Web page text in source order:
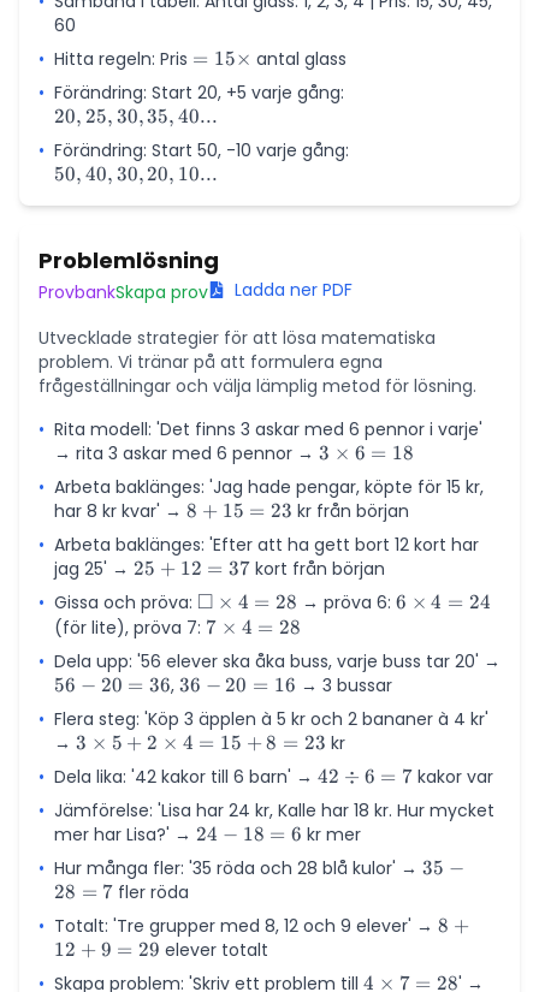
60
• Hitta regeln: Pris = 15
\times
= 15× antal glass
• Förändring: Start 20, +5 varje gång:
30,
20, 25, 30,35, 40...
• Förändring: Start 50, -10 varje gång:
50, 40, 30, 20, 10...
Problemlösning
ProvbankSkapa prov
Ladda ner PDF
Utvecklade strategier för att lösa matematiska
problem. Vi tränar på att formulera egna
frågeställningar och välja lämplig metod för lösning.
• Rita modell: 'Det finns 3 askar med 6 pennor i varje'
→ rita 3 askar med 6 pennor → 3
\times
6 = 18
3 × 6 = 18
• Arbeta baklänges: 'Jag hade pengar, köpte för 15 kr,
har 8 kr kvar' → 8
+
15
23
8 + 15 = 23 kr från början
• Arbeta baklänges: 'Efter att ha gett bort 12 kort har
jag 25' → 25
+
12
=
37
25 + 12 = 37kort från början
• Gissa och pröva: \square
\times
4 = 28
□ × 4 = 28 → pröva 6: 6
4 = 24
6 × 4 = 24
(för lite), pröva 7: 7
\times
4 = 28
7 × 4 = 28
• Dela upp: '56 elever ska åka buss, varje buss tar 20' →
56
-
36
56 − 20 = 36, 36
-
20
16
36 − 20 = 16 → 3 bussar
• Flera steg: 'Köp 3 äpplen à 5 kr och 2 bananer à 4 kr'
→ 3
\times
\times
4 = 15
+ 8 =
23
3 × 5 + 2 × 4 = 15 +8 = 23 kr
• Dela lika: '42 kakor till 6 barn' → 42
\div
6 =
42 ÷ 6 = 7kakor var
• Jämförelse: 'Lisa har 24 kr, Kalle har 18 kr. Hur mycket
mer har Lisa?' → 24
-
6
24 − 18 = 6 kr mer
• Hur många fler: '35 röda och 28 blå kulor' → 35
28
35 −
28 = 7 fler röda
• Totalt: 'Tre grupper med 8, 12 och 9 elever' → 8
12
8 +
12 + 9 = 29 elever totalt
• Skapa problem: 'Skriv ett problem till 4
4 × 7 = 28' →